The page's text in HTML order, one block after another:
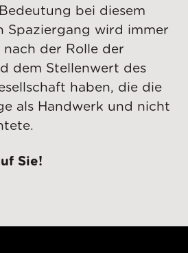
bei diesem
Spaziergang wird immer
der Rolle der
dem Stellenwert des
haben, die die
als Handwerk und nicht
Sie!